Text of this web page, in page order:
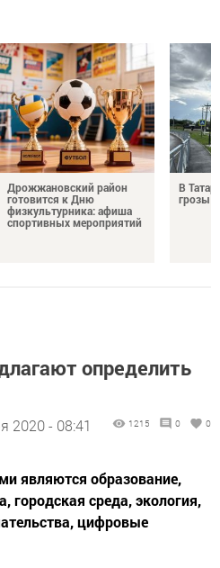
Дрожжановский район
готовится к Дню
физкультурника: афиша
спортивных мероприятий
В
грозы
определить
2020 - 08:41 1215 0 0
являются образование,
городская среда, экология,
цифровые